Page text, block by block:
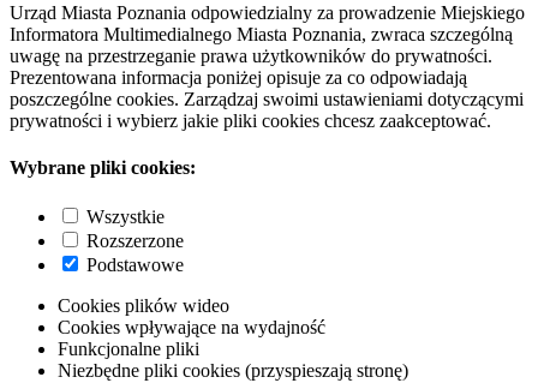
Urząd Miasta Poznania odpowiedzialny za prowadzenie Miejskiego
Informatora Multimedialnego Miasta Poznania, zwraca szczególną
uwagę na przestrzeganie prawa użytkowników do prywatności.
Prezentowana informacja poniżej opisuje za co odpowiadają
poszczególne cookies. Zarządzaj swoimi ustawieniami dotyczącymi
prywatności i wybierz jakie pliki cookies chcesz zaakceptować.
Wybrane pliki cookies:
Wszystkie
Rozszerzone
Podstawowe
Cookies plików wideo
Cookies wpływające na wydajność
Funkcjonalne pliki
Niezbędne pliki cookies (przyspieszają stronę)